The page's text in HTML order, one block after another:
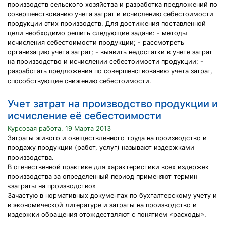
производств сельского хозяйства и разработка предложений по
совершенствованию учета затрат и исчислению себестоимости
продукции этих производств. Для достижения поставленной
цели необходимо решить следующие задачи: - методы
исчисления себестоимости продукции; - рассмотреть
организацию учета затрат; - выявить недостатки в учете затрат
на производство и исчислении себестоимости продукции; -
разработать предложения по совершенствованию учета затрат,
способствующие снижению себестоимости.
Учет затрат на производство продукции и
исчисление её себестоимости
Курсовая работа, 19 Марта 2013
Затраты живого и овеществленного труда на производство и
продажу продукции (работ, услуг) называют издержками
производства.
В отечественной практике для характеристики всех издержек
производства за определенный период применяют термин
«затраты на производство»
Зачастую в нормативных документах по бухгалтерскому учету и
в экономической литературе и затраты на производство и
издержки обращения отождествляют с понятием «расходы».